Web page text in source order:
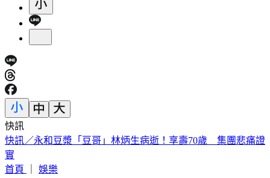
快訊
BLACKPINK慶10週年！Jisoo哭了 Lisa發聲
首頁